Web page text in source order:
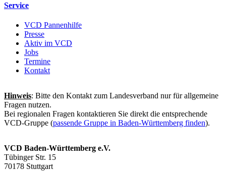
Service
VCD Pannenhilfe
Presse
Aktiv im VCD
Jobs
Termine
Kontakt
Hinweis: Bitte den Kontakt zum Landesverband nur für allgemeine
Fragen nutzen.
Bei regionalen Fragen kontaktieren Sie direkt die entsprechende
VCD-Gruppe (passende Gruppe in Baden-Württemberg finden).
VCD Baden-Württemberg e.V.
Tübinger Str. 15
70178 Stuttgart